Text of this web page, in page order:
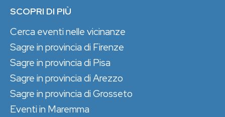
SCOPRI DI PIÙ
Cerca eventi nelle vicinanze
Sagre in provincia di Firenze
Sagre in provincia di Pisa
Sagre in provincia di Arezzo
Sagre in provincia di Grosseto
Eventi in Maremma